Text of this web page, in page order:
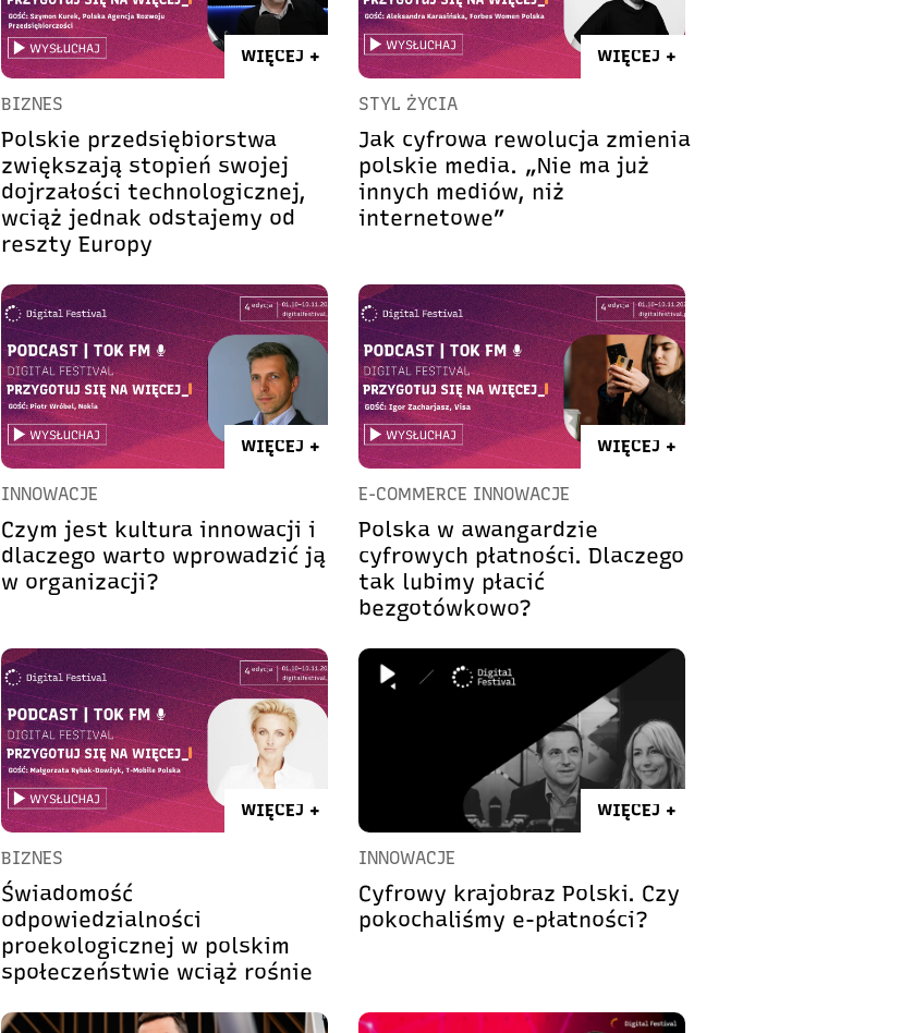
WIĘCEJ +
BIZNES
Polskie przedsiębiorstwa
zwiększają stopień swojej
dojrzałości technologicznej,
wciąż jednak odstajemy od
reszty Europy
WIĘCEJ +
STYL ŻYCIA
Jak cyfrowa rewolucja zmienia
polskie media. „Nie ma już
innych mediów, niż
internetowe”
WIĘCEJ +
INNOWACJE
Czym jest kultura innowacji i
dlaczego warto wprowadzić ją
w organizacji?
WIĘCEJ +
E-COMMERCE INNOWACJE
Polska w awangardzie
cyfrowych płatności. Dlaczego
tak lubimy płacić
bezgotówkowo?
WIĘCEJ +
BIZNES
Świadomość
odpowiedzialności
proekologicznej w polskim
społeczeństwie wciąż rośnie
WIĘCEJ +
INNOWACJE
Cyfrowy krajobraz Polski. Czy
pokochaliśmy e-płatności?